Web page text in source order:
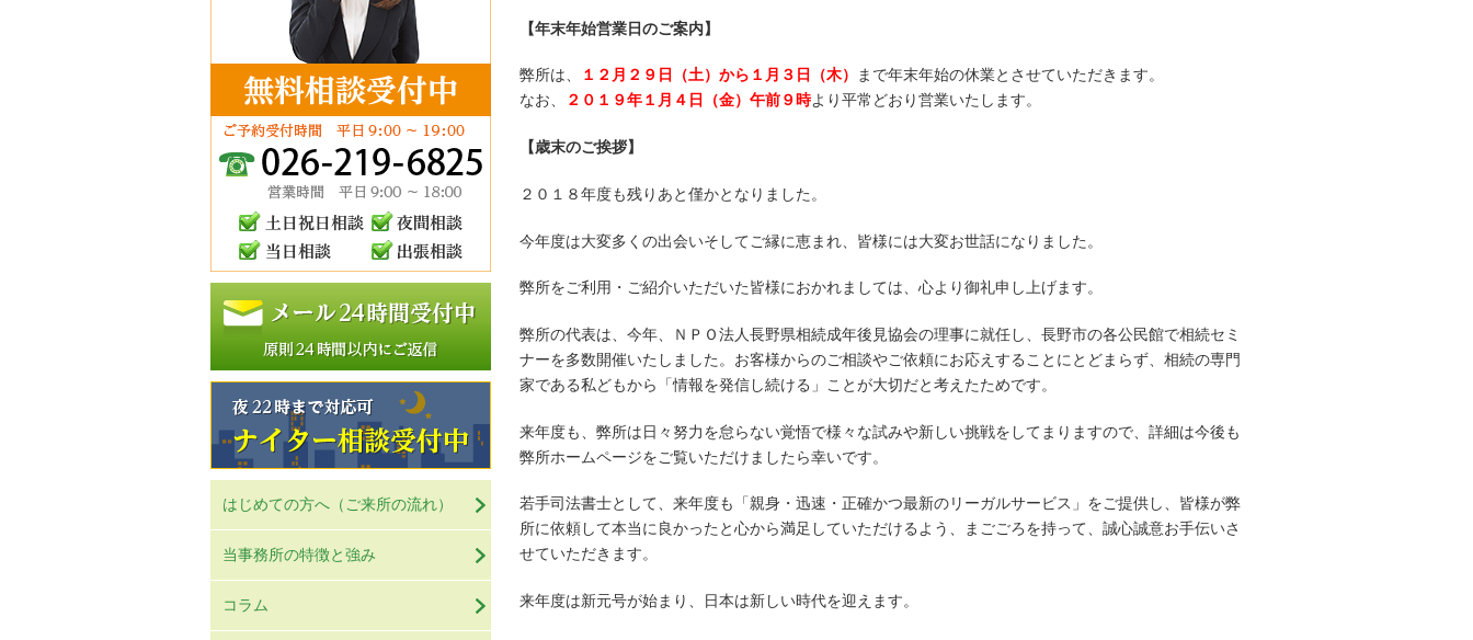
【年末年始営業日のご案内】
弊所は、 １２月２９日（土）から１月３日（木）
まで年末年始の休業とさせていただきます。
なお、
２０１９年１月４日（金）午前９時より平常どおり営業いたします。
【歳末のご挨拶】
２０１８年度も残りあと僅かとなりました。
今年度は大変多くの出会いそしてご縁に恵まれ、皆様には大変お世話になりました。
弊所をご利用・ご紹介いただいた皆様におかれましては、心より御礼申し上げます。
弊所の代表は、今年、ＮＰＯ法人長野県相続成年後見協会の理事に就任し、長野市の各公民館で相続セミ
ナーを多数開催いたしました。お客様からのご相談やご依頼にお応えすることにとどまらず、相続の専門
家である私どもから「情報を発信し続ける」ことが大切だと考えたためです。
来年度も、弊所は日々努力を怠らない覚悟で様々な試みや新しい挑戦をしてまりますので、詳細は今後も
弊所ホームページをご覧いただけましたら幸いです。
若手司法書士として、来年度も「親身・迅速・正確かつ最新のリーガルサービス」をご提供し、皆様が弊
所に依頼して本当に良かったと心から満足していただけるよう、まごごろを持って、誠心誠意お手伝いさ
せていただきます。
来年度は新元号が始まり、日本は新しい時代を迎えます。
はじめての方へ（ご来所の流れ）
当事務所の特徴と強み
コラム